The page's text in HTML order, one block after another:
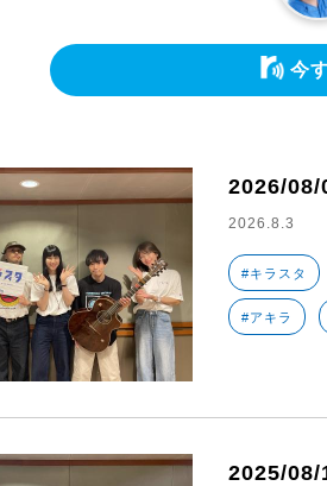
今
2026/08/
2026.8.3
#キラスタ
#アキラ
2025/08/